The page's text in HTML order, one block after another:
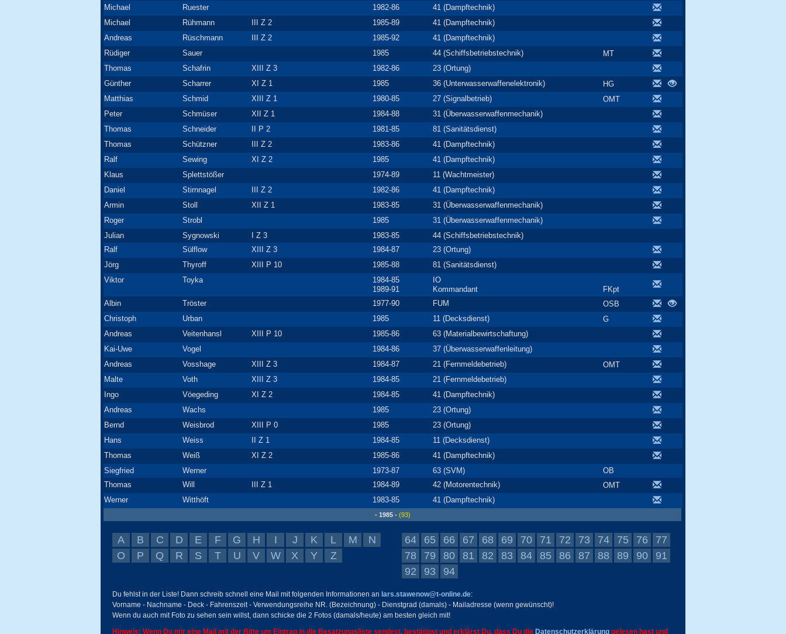
Michael
Ruester 1982-86
41 (Dampftechnik)
Michael
Rühmann III Z 2 1985-89
41 (Dampftechnik)
Andreas
Rüschmann III Z 2 1985-92
41 (Dampftechnik)
Rüdiger
Sauer 1985 44 (Schiffsbetriebstechnik)
MT
Thomas
Schafrin XIII Z 3 1982-86
23 (Ortung)
Günther
Scharrer XI Z 1 1985 36 (Unterwasserwaffenelektronik)
HG
Matthias
Schmid XIII Z 1 1980-85 27 (Signalbetrieb)
OMT
Peter
Schmüser XII Z 1 1984-88
31 (Überwasserwaffenmechanik)
Thomas
Schneider II P 2 1981-85
81 (Sanitätsdienst)
Thomas
Schützner III Z 2 1983-86
41 (Dampftechnik)
Ralf
Sewing XI Z 2 1985
41 (Dampftechnik)
Klaus
Splettstößer 1974-89
11 (Wachtmeister)
Daniel
Stirnnagel III Z 2 1982-86
41 (Dampftechnik)
Armin
Stoll XII Z 1 1983-85
31 (Überwasserwaffenmechanik)
Roger
Strobl 1985
31 (Überwasserwaffenmechanik)
Julian
Sygnowski I Z 3 1983-85
44 (Schiffsbetriebstechnik)
Ralf
Sülflow XIII Z 3 1984-87
23 (Ortung)
Jörg
Thyroff XIII P 10 1985-88
81 (Sanitätsdienst)
Viktor
Toyka
1984-85
1989-91
IO
Kommandant
FKpt
Albin
Tröster 1977-90 FUM
OSB
Christoph
Urban 1985 11 (Decksdienst)
G
Andreas
Veitenhansl XIII P 10 1985-86
63 (Materialbewirtschaftung)
Kai-Uwe
Vogel 1984-86
37 (Überwasserwaffenleitung)
Andreas
Vosshage XIII Z 3 1984-87 21 (Fernmeldebetrieb)
OMT
Malte
Voth XIII Z 3 1984-85
21 (Fernmeldebetrieb)
Ingo
Vöegeding XI Z 2 1984-85
41 (Dampftechnik)
Andreas
Wachs 1985
23 (Ortung)
Bernd
Weisbrod XIII P 0 1985
23 (Ortung)
Hans
Weiss II Z 1 1984-85
11 (Decksdienst)
Thomas
Weiß XI Z 2 1985-86
41 (Dampftechnik)
Siegfried
Werner 1973-87 63 (SVM)
OB
Thomas
Will III Z 1 1984-89 42 (Motorentechnik)
OMT
Werner
Witthöft 1983-85 41 (Dampftechnik)
- 1985 - (93)
A B C D E F G H I J K L M
N
O
P Q R S T U V W X Y Z
64 65 66 67 68 69 70 71 72 73 74 75 76
77
78
79 80 81 82 83 84 85 86 87 88 89 90
91
92
93 94
Du fehlst in der Liste! Dann schreib schnell eine Mail mit folgenden Informationen an lars.stawenow@t-online.de:
Vorname - Nachname - Deck - Fahrenszeit - Verwendungsreihe NR. (Bezeichnung) - Dienstgrad (damals) - Mailadresse (wenn gewünscht)!
Wenn du auch mit Foto zu sehen sein willst, dann schicke die 2 Fotos (damals/heute) am besten gleich mit!
Hinweis: Wenn Du mir eine Mail mit der Bitte um Eintrag in die Besatzungsliste sendest, bestätigst und erklärst Du, dass Du die Datenschutzerklärung gelesen hast und